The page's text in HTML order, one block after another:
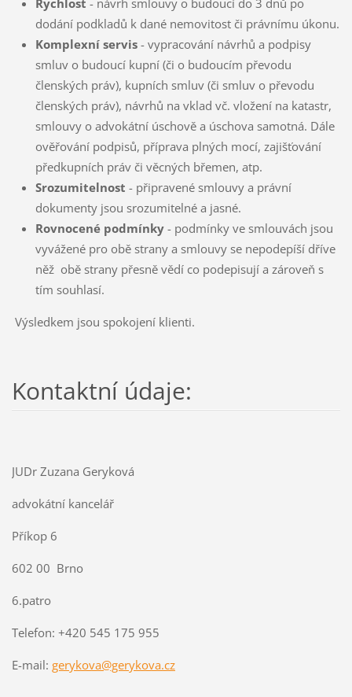
dodání podkladů k dané nemovitost či právnímu úkonu.
Komplexní servis - vypracování návrhů a podpisy
smluv o budoucí kupní (či o budoucím převodu
členských práv), kupních smluv (či smluv o převodu
členských práv), návrhů na vklad vč. vložení na katastr,
smlouvy o advokátní úschově a úschova samotná. Dále
ověřování podpisů, příprava plných mocí, zajišťování
předkupních práv či věcných břemen, atp.
Srozumitelnost - připravené smlouvy a právní
dokumenty jsou srozumitelné a jasné.
Rovnocené podmínky - podmínky ve smlouvách jsou
vyvážené pro obě strany a smlouvy se nepodepíší dříve
něž obě strany přesně vědí co podepisují a zároveň s
tím souhlasí.
Výsledkem jsou spokojení klienti.
Kontaktní údaje:
JUDr Zuzana Geryková
advokátní kancelář
Příkop 6
602 00 Brno
6.patro
Telefon: +420 545 175 955
E-mail: gerykova@gerykova.cz